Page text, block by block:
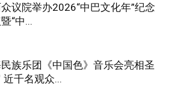
议院举办2026“中巴文化年”纪念
“中...
民族乐团《中国色》音乐会亮相圣
近千名观众...